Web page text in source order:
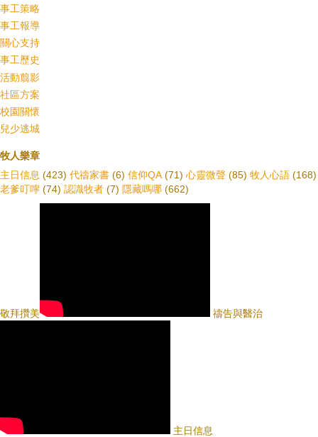
事工策略
事工報導
關心支持
事工歷史
活動翦影
社區方案
校園關懷
兒少逃城
牧人樂章
主日信息 (423) 代禱家書 (6) 信仰QA (71) 心靈微聲 (85) 牧人心語 (168)
老爹叮嚀 (74) 認識牧者 (7) 隱藏嗎哪 (662)
敬拜攢美 禱告與醫治
主日信息